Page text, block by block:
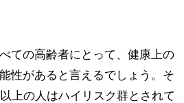
ての高齢者にとって、健康上の
性があると言えるでしょう。そ
上の人はハイリスク群とされて